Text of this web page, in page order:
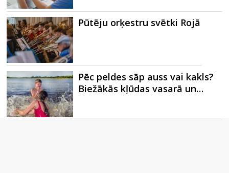
Pūtēju orķestru svētki Rojā
Pēc peldes sāp auss vai kakls?
Biežākās kļūdas vasarā un…